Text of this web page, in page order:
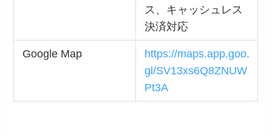
ス、キャッシュレス
決済対応
Google Map
https://maps.app.goo.
gl/SV13xs6Q8ZNUW
Pt3A